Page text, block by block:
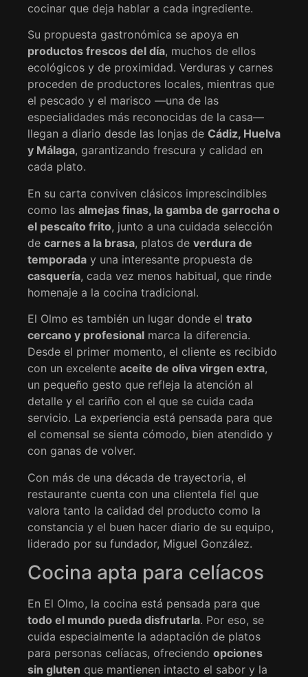
cocinar que deja hablar a cada ingrediente.
Su propuesta gastronómica se apoya en
productos frescos del día, muchos de ellos
ecológicos y de proximidad. Verduras y carnes
proceden de productores locales, mientras que
el pescado y el marisco —una de las
especialidades más reconocidas de la casa—
llegan a diario desde las lonjas de Cádiz, Huelva
y Málaga, garantizando frescura y calidad en
cada plato.
En su carta conviven clásicos imprescindibles
como las almejas finas, la gamba de garrocha o
el pescaíto frito, junto a una cuidada selección
de carnes a la brasa, platos de verdura de
temporada y una interesante propuesta de
casquería, cada vez menos habitual, que rinde
homenaje a la cocina tradicional.
El Olmo es también un lugar donde el trato
cercano y profesional marca la diferencia.
Desde el primer momento, el cliente es recibido
con un excelente aceite de oliva virgen extra,
un pequeño gesto que refleja la atención al
detalle y el cariño con el que se cuida cada
servicio. La experiencia está pensada para que
el comensal se sienta cómodo, bien atendido y
con ganas de volver.
Con más de una década de trayectoria, el
restaurante cuenta con una clientela fiel que
valora tanto la calidad del producto como la
constancia y el buen hacer diario de su equipo,
liderado por su fundador, Miguel González.
Cocina apta para celíacos
En El Olmo, la cocina está pensada para que
todo el mundo pueda disfrutarla. Por eso, se
cuida especialmente la adaptación de platos
para personas celíacas, ofreciendo opciones
sin gluten que mantienen intacto el sabor y la